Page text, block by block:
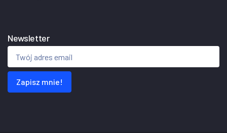
Newsletter
Zapisz mnie!